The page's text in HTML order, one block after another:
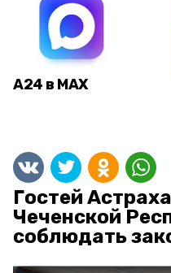
А24 в MAX
Гостей
Чеченской
соблюдать